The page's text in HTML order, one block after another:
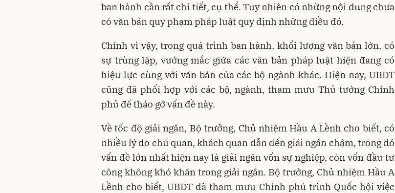
ban hành cần rất chi tiết, cụ thể. Tuy nhiên có những nội dung chưa
có văn bản quy phạm pháp luật quy định những điều đó.
Chính vì vậy, trong quá trình ban hành, khối lượng văn bản lớn, có
sự trùng lặp, vướng mắc giữa các văn bản pháp luật hiện đang có
hiệu lực cùng với văn bản của các bộ ngành khác. Hiện nay, UBDT
cũng đã phối hợp với các bộ, ngành, tham mưu Thủ tướng Chính
phủ để tháo gỡ vấn đề này.
Về tốc độ giải ngân, Bộ trưởng, Chủ nhiệm Hầu A Lềnh cho biết, có
nhiều lý do chủ quan, khách quan dẫn đến giải ngân chậm, trong đó
vấn đề lớn nhất hiện nay là giải ngân vốn sự nghiệp, còn vốn đầu tư
công không khó khăn trong giải ngân. Bộ trưởng, Chủ nhiệm Hầu A
Lềnh cho biết, UBDT đã tham mưu Chính phủ trình Quốc hội việc